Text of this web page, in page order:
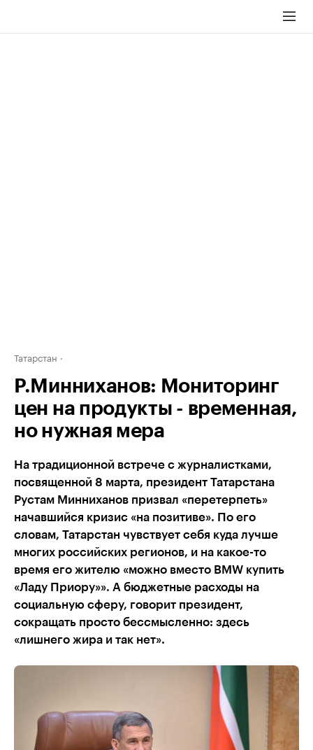
Татарстан
Р.Минниханов: Мониторинг
цен на продукты - временная,
но нужная мера
На традиционной встрече с журналистками,
посвященной 8 марта, президент Татарстана
Рустам Минниханов призвал «перетерпеть»
начавшийся кризис «на позитиве». По его
словам, Татарстан чувствует себя куда лучше
многих российских регионов, и на какое-то
время его жителю «можно вместо BMW купить
«Ладу Приору»». А бюджетные расходы на
социальную сферу, говорит президент,
сокращать просто бессмысленно: здесь
«лишнего жира и так нет».